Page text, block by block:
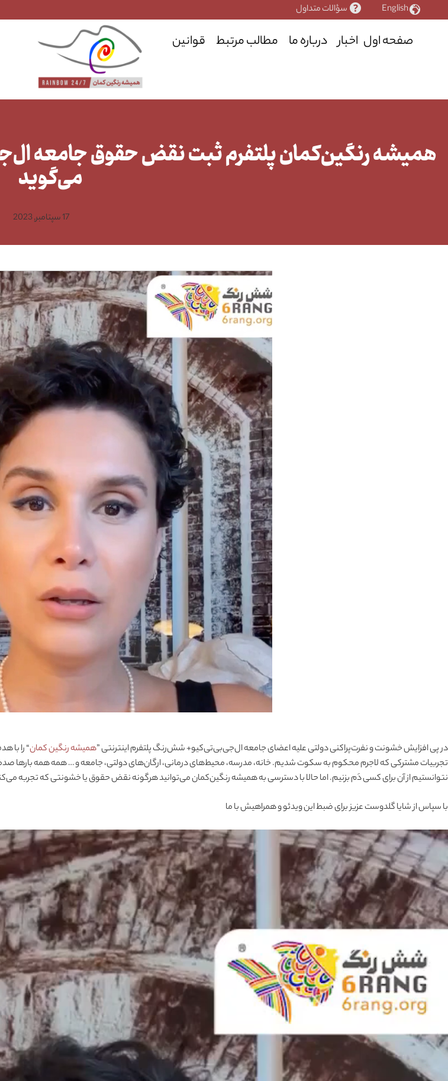
به
English سؤالات متداول
صفحه اول اخبار درباره ما مطالب مرتبط قوانین
همیشه رنگین‌کمان پلتفرم ثبت نقض حقوق جامعه
می‌گوید
17 سپتامبر, 2023
در پی افزایش خشونت و نفرت‌پراکنی دولتی علیه اعضای جامعه ال‌جی‌بی‌تی‌کیو+ شش‌رنگ پلتفرم اینترنتی ”همیشه رنگین کمان“ را با
تجربیات مشترکی که لاجرم محکوم به‌ سکوت شدیم. خانه، مدرسه، محیط‌های درمانی، ارگان‌های دولتی، جامعه و … همه همه بارها
نتوانستیم از آن برای کسی دَم بزنیم. اما حالا با دسترسی به همیشه رنگین‌کمان می‌توانید هرگونه نقض حقوق یا خشونتی که تجربه
با سپاس از شایا گلدوست عزیز برای ضبط این ویدئو و همراهیش با ما